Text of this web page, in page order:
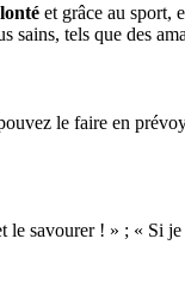
et grâce au sport,
sains, tels que des
le faire en
savourer ! » ; « Si